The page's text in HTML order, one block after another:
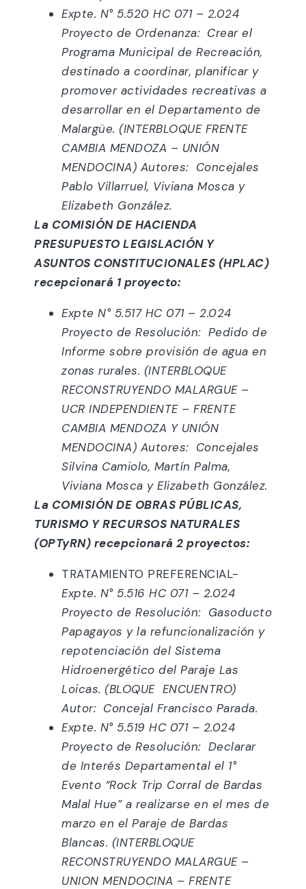
Expte. N° 5.520 HC 071 – 2.024
Proyecto de Ordenanza: Crear el
Programa Municipal de Recreación,
destinado a coordinar, planificar y
promover actividades recreativas a
desarrollar en el Departamento de
Malargüe. (INTERBLOQUE FRENTE
CAMBIA MENDOZA – UNIÓN
MENDOCINA) Autores: Concejales
Pablo Villarruel, Viviana Mosca y
Elizabeth González.
La COMISIÓN DE HACIENDA
PRESUPUESTO LEGISLACIÓN Y
ASUNTOS CONSTITUCIONALES (HPLAC)
recepcionará 1 proyecto:
Expte N° 5.517 HC 071 – 2.024
Proyecto de Resolución: Pedido de
Informe sobre provisión de agua en
zonas rurales. (INTERBLOQUE
RECONSTRUYENDO MALARGUE –
UCR INDEPENDIENTE – FRENTE
CAMBIA MENDOZA Y UNIÓN
MENDOCINA) Autores: Concejales
Silvina Camiolo, Martín Palma,
Viviana Mosca y Elizabeth González.
La COMISIÓN DE OBRAS PÚBLICAS,
TURISMO Y RECURSOS NATURALES
(OPTyRN) recepcionará 2 proyectos:
TRATAMIENTO PREFERENCIAL-
Expte. N° 5.516 HC 071 – 2.024
Proyecto de Resolución: Gasoducto
Papagayos y la refuncionalización y
repotenciación del Sistema
Hidroenergético del Paraje Las
Loicas. (BLOQUE ENCUENTRO)
Autor: Concejal Francisco Parada.
Expte. N° 5.519 HC 071 – 2.024
Proyecto de Resolución: Declarar
de Interés Departamental el 1°
Evento “Rock Trip Corral de Bardas
Malal Hue” a realizarse en el mes de
marzo en el Paraje de Bardas
Blancas. (INTERBLOQUE
RECONSTRUYENDO MALARGUE –
UNION MENDOCINA – FRENTE